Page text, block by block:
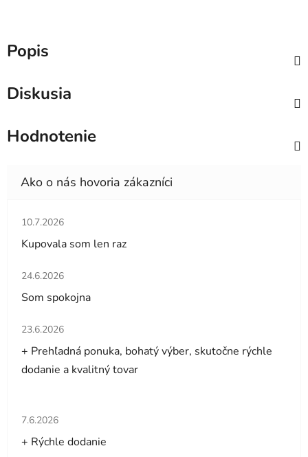
Popis
Diskusia
Hodnotenie
Hodnotenie obchodu je 5 z 5 hviezdičiek.
10.7.2026
Kupovala som len raz
Hodnotenie obchodu je 5 z 5 hviezdičiek.
24.6.2026
Som spokojna
Hodnotenie obchodu je 5 z 5 hviezdičiek.
23.6.2026
+ Prehľadná ponuka, bohatý výber, skutočne rýchle
dodanie a kvalitný tovar
Hodnotenie obchodu je 5 z 5 hviezdičiek.
7.6.2026
+ Rýchle dodanie